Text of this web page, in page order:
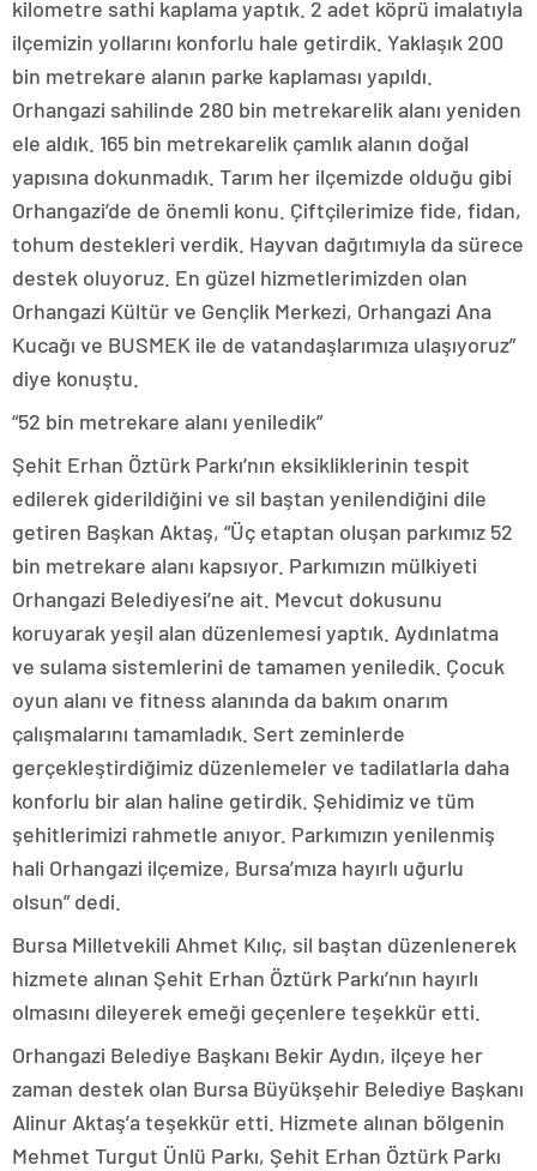
kilometre sathi kaplama yaptık. 2 adet köprü imalatıyla
ilçemizin yollarını konforlu hale getirdik. Yaklaşık 200
bin metrekare alanın parke kaplaması yapıldı.
Orhangazi sahilinde 280 bin metrekarelik alanı yeniden
ele aldık. 165 bin metrekarelik çamlık alanın doğal
yapısına dokunmadık. Tarım her ilçemizde olduğu gibi
Orhangazi’de de önemli konu. Çiftçilerimize fide, fidan,
tohum destekleri verdik. Hayvan dağıtımıyla da sürece
destek oluyoruz. En güzel hizmetlerimizden olan
Orhangazi Kültür ve Gençlik Merkezi, Orhangazi Ana
Kucağı ve BUSMEK ile de vatandaşlarımıza ulaşıyoruz”
diye konuştu.
“52 bin metrekare alanı yeniledik”
Şehit Erhan Öztürk Parkı’nın eksikliklerinin tespit
edilerek giderildiğini ve sil baştan yenilendiğini dile
getiren Başkan Aktaş, “Üç etaptan oluşan parkımız 52
bin metrekare alanı kapsıyor. Parkımızın mülkiyeti
Orhangazi Belediyesi’ne ait. Mevcut dokusunu
koruyarak yeşil alan düzenlemesi yaptık. Aydınlatma
ve sulama sistemlerini de tamamen yeniledik. Çocuk
oyun alanı ve fitness alanında da bakım onarım
çalışmalarını tamamladık. Sert zeminlerde
gerçekleştirdiğimiz düzenlemeler ve tadilatlarla daha
konforlu bir alan haline getirdik. Şehidimiz ve tüm
şehitlerimizi rahmetle anıyor. Parkımızın yenilenmiş
hali Orhangazi ilçemize, Bursa’mıza hayırlı uğurlu
olsun” dedi.
Bursa Milletvekili Ahmet Kılıç, sil baştan düzenlenerek
hizmete alınan Şehit Erhan Öztürk Parkı’nın hayırlı
olmasını dileyerek emeği geçenlere teşekkür etti.
Orhangazi Belediye Başkanı Bekir Aydın, ilçeye her
zaman destek olan Bursa Büyükşehir Belediye Başkanı
Alinur Aktaş’a teşekkür etti. Hizmete alınan bölgenin
Mehmet Turgut Ünlü Parkı, Şehit Erhan Öztürk Parkı